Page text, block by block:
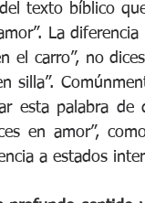
texto bíblico
La
el carro”, no
silla”.
esta palabra
en amor”,
a estados